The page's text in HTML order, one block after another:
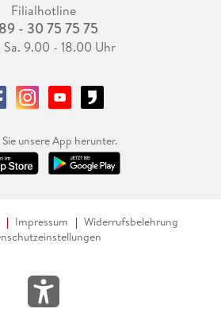
Filialhotline
- 30 75 75 75
Sa. 9.00 - 18.00 Uhr
unsere App herunter.
Impressum
Widerrufsbelehrung